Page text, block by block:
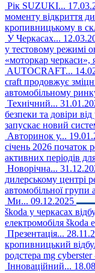
Рік SUZUKI...
моменту відкриття
кропивницькому в
У Черкасах...
у тестовому режимі
«моторкар
AUTOCRAFT...
craft продовжує
автомобільному
Технічний...
безпеки та довіри
запускає новий
Авторинок у...
січень 2026 початок
активних періодів
Новорічна...
дилерському центрі
автомобільної групи
Ми... 09.12.2025
škoda у черкасах
електромобіля škoda
Презентація...
кропивницький
родстера mg
Інноваційний...